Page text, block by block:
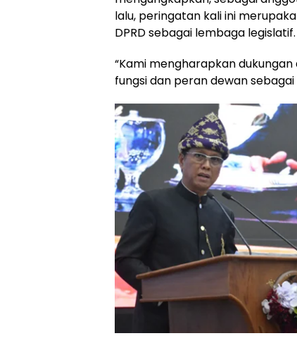
lalu, peringatan kali ini
DPRD sebagai lembaga legislatif.
“Kami mengharapkan
fungsi dan peran dewan sebagai